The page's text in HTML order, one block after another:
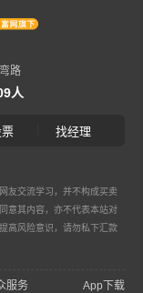
路
人
票 找经理
友交流学习，并不构成买卖
意其内容，亦不代表本站对
高风险意识，请勿私下汇款
服务 App下载